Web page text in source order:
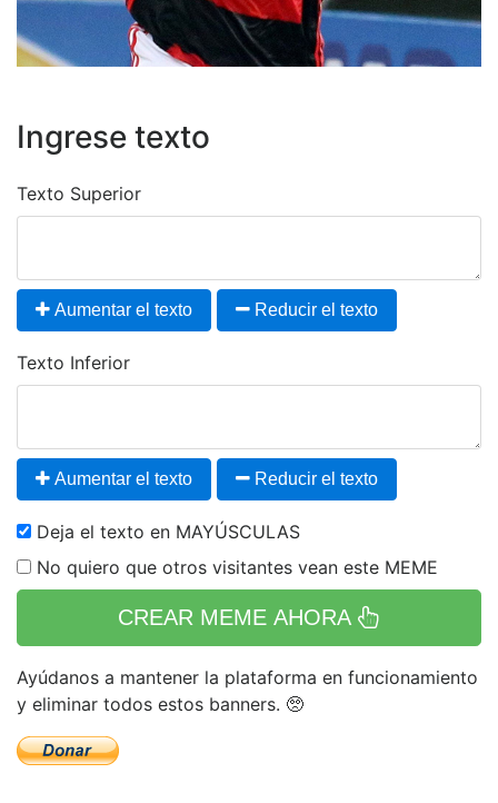
Ingrese texto
Texto Superior
Aumentar el texto Reducir el texto
Texto Inferior
Aumentar el texto Reducir el texto
Deja el texto en MAYÚSCULAS
No quiero que otros visitantes vean este MEME
CREAR MEME AHORA
Ayúdanos a mantener la plataforma en funcionamiento
y eliminar todos estos banners. 🥺